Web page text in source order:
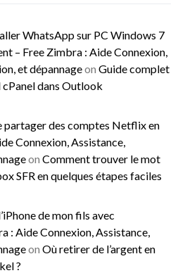
WhatsApp sur PC Windows 7
– Free Zimbra : Aide Connexion,
et dépannageon Guide complet
dans Outlook
partager des comptes Netflix en
Connexion, Assistance,
on Comment trouver le mot
SFR en quelques étapes faciles
de mon fils avec
: Aide Connexion, Assistance,
on Où retirer de l’argent en
?